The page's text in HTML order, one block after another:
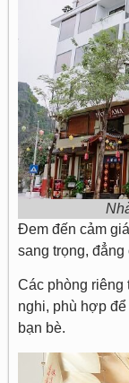
Đem đến cảm
sang trọng, đẳng
Các phòng riêng
nghi, phù hợp
bạn bè.